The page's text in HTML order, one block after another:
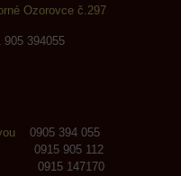
Ozorovce č.297
394055
0905 394 055
905 112
147170